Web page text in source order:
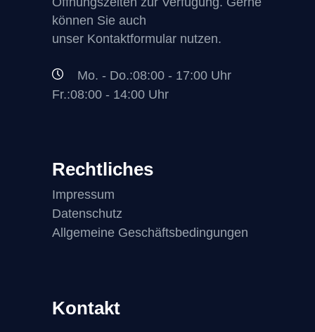
können Sie auch
unser Kontaktformular nutzen.
Mo. - Do.:08:00 - 17:00 Uhr
Fr.:08:00 - 14:00 Uhr
Rechtliches
Impressum
Datenschutz
Allgemeine Geschäftsbedingungen
Kontakt